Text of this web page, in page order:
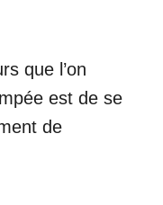
que l’on
est de se
de